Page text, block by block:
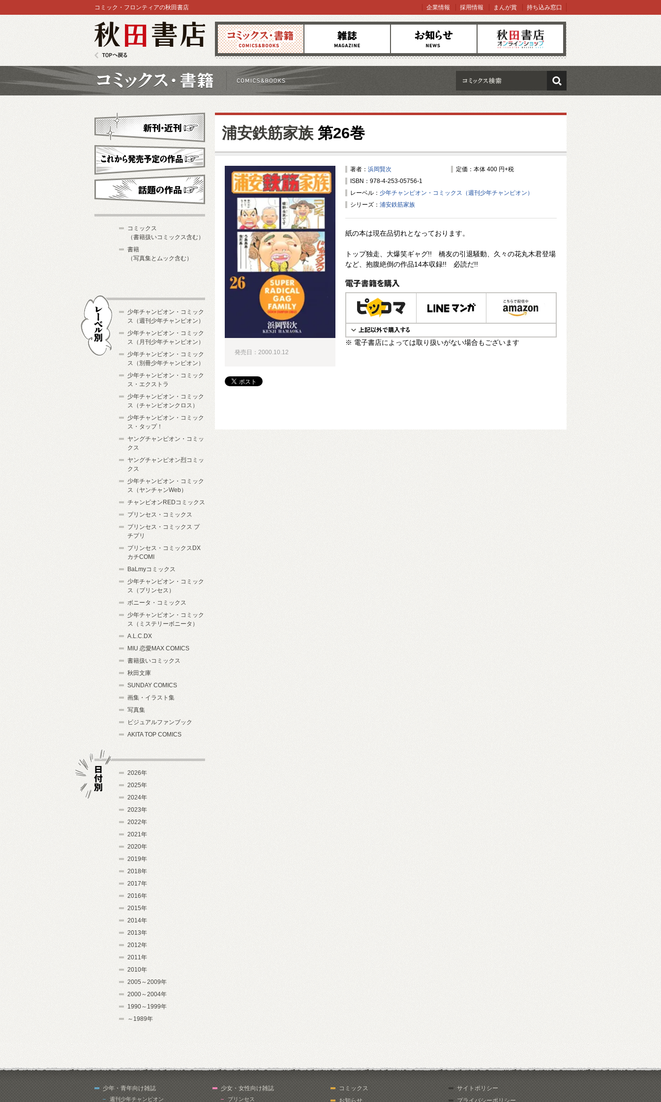
コミックス 雑誌 お知らせ オンラインショップ
コミック・フロンティアの秋田書店 企業情報 採用情報 まんが賞 持ち込み窓口
検索
浦安鉄筋家族 第26巻
著者： 浜岡賢次
定価：本体 400 円+税
ISBN：978-4-253-05756-1
レーベル： 少年チャンピオン・コミックス（週刊少年チャンピオン）
シリーズ： 浦安鉄筋家族
紙の本は現在品切れとなっております。
トップ独走、大爆笑ギャグ!! 橋友の引退騒動、久々の花丸木君登場
など、抱腹絶倒の作品14本収録!! 必読だ!!
電子書籍で購入
※ 電子書店によっては取り扱いがない場合もございます
発売日：2000.10.12
新刊・近刊
これから発売予定
コミックス
（書籍扱いコミックス含む）
書籍
（写真集とムック含む）
少年チャンピオン・コミック
ス（週刊少年チャンピオン）
少年チャンピオン・コミック
ス（月刊少年チャンピオン）
少年チャンピオン・コミック
ス（別冊少年チャンピオン）
少年チャンピオン・コミック
ス・エクストラ
少年チャンピオン・コミック
ス（チャンピオンクロス）
少年チャンピオン・コミック
ス・タップ！
ヤングチャンピオン・コミッ
クス
ヤングチャンピオン烈コミッ
クス
少年チャンピオン・コミック
ス（ヤンチャンWeb）
チャンピオンREDコミックス
プリンセス・コミックス
プリンセス・コミックス プ
チプリ
プリンセス・コミックスDX
カチCOMI
BaLmyコミックス
少年チャンピオン・コミック
ス（プリンセス）
ボニータ・コミックス
少年チャンピオン・コミック
ス（ミステリーボニータ）
A.L.C.DX
MIU 恋愛MAX COMICS
書籍扱いコミックス
秋田文庫
SUNDAY COMICS
画集・イラスト集
写真集
ビジュアルファンブック
AKITA TOP COMICS
2026年
2025年
2024年
2023年
2022年
2021年
2020年
2019年
2018年
2017年
2016年
2015年
2014年
2013年
2012年
2011年
2010年
2005～2009年
2000～2004年
1990～1999年
～1989年
少年・青年向け雑誌
週刊少年チャンピオン
少女・女性向け雑誌
プリンセス
コミックス
お知らせ
サイトポリシー
プライバシーポリシー